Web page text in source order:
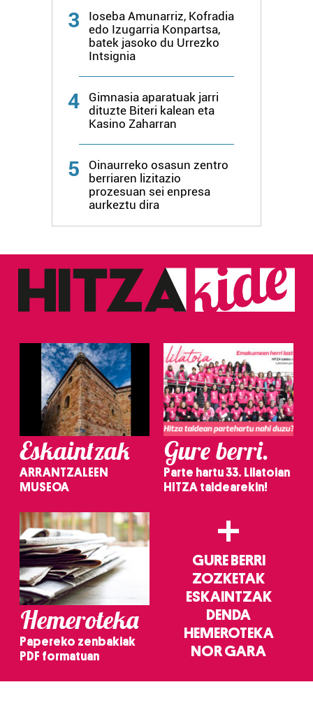
3
Ioseba Amunarriz, Kofradia
edo Izugarria Konpartsa,
batek jasoko du Urrezko
Intsignia
4
Gimnasia aparatuak jarri
dituzte Biteri kalean eta
Kasino Zaharran
5
Oinaurreko osasun zentro
berriaren lizitazio
prozesuan sei enpresa
aurkeztu dira
Eskaintzak
ARRANTZALEEN
MUSEOA
Gure berri.
Parte hartu 33. Lilatoian
HITZA taldearekin!
Hemeroteka
Papereko zenbakiak
PDF formatuan
+
GURE BERRI
ZOZKETAK
ESKAINTZAK
DENDA
HEMEROTEKA
NOR GARA